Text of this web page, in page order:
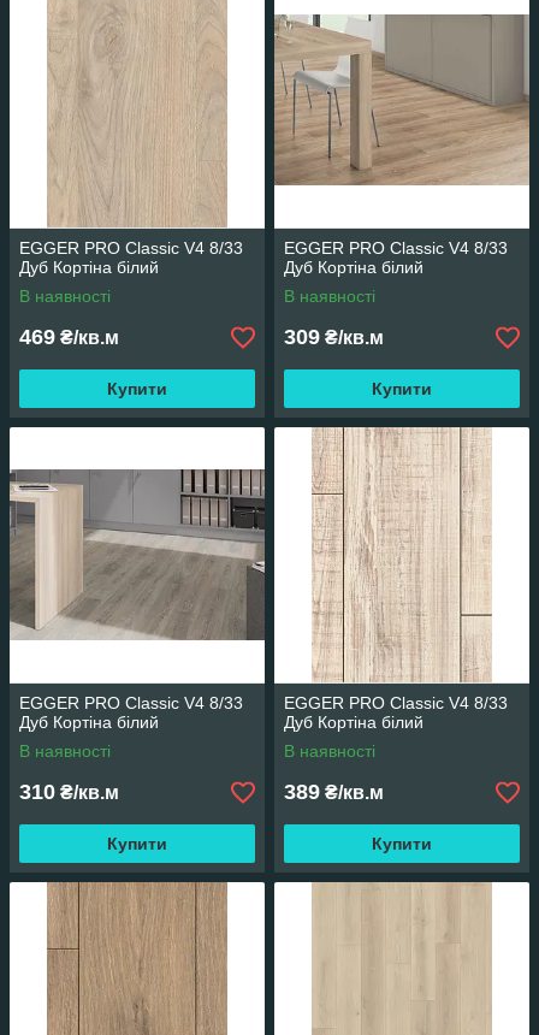
EGGER PRO Classic V4 8/33
Дуб Кортіна білий
В наявності
469 ₴/кв.м
Купити
EGGER PRO Classic V4 8/33
Дуб Кортіна білий
В наявності
309 ₴/кв.м
Купити
EGGER PRO Classic V4 8/33
Дуб Кортіна білий
В наявності
310 ₴/кв.м
Купити
EGGER PRO Classic V4 8/33
Дуб Кортіна білий
В наявності
389 ₴/кв.м
Купити